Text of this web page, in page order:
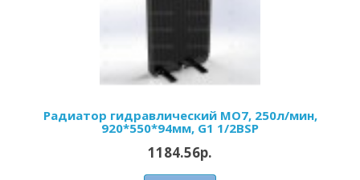
Радиатор гидравлический МО7, 250л/мин,
920*550*94мм, G1 1/2BSP
1184.56р.